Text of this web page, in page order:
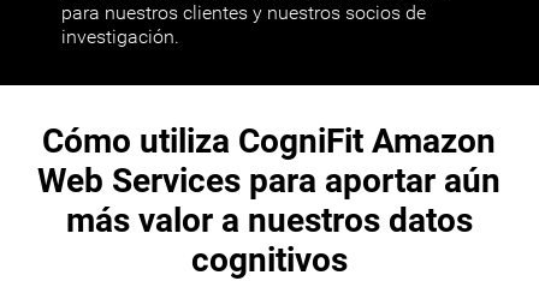
para nuestros clientes y nuestros socios de
investigación.
Cómo utiliza CogniFit Amazon
Web Services para aportar aún
más valor a nuestros datos
cognitivos